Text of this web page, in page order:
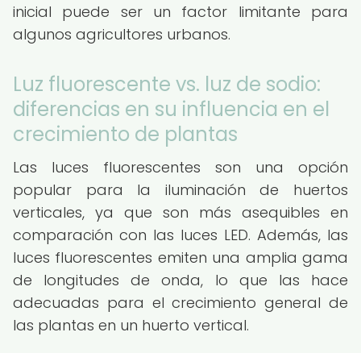
inicial puede ser un factor limitante para
algunos agricultores urbanos.
Luz fluorescente vs. luz de sodio:
diferencias en su influencia en el
crecimiento de plantas
Las luces fluorescentes son una opción
popular para la iluminación de huertos
verticales, ya que son más asequibles en
comparación con las luces LED. Además, las
luces fluorescentes emiten una amplia gama
de longitudes de onda, lo que las hace
adecuadas para el crecimiento general de
las plantas en un huerto vertical.